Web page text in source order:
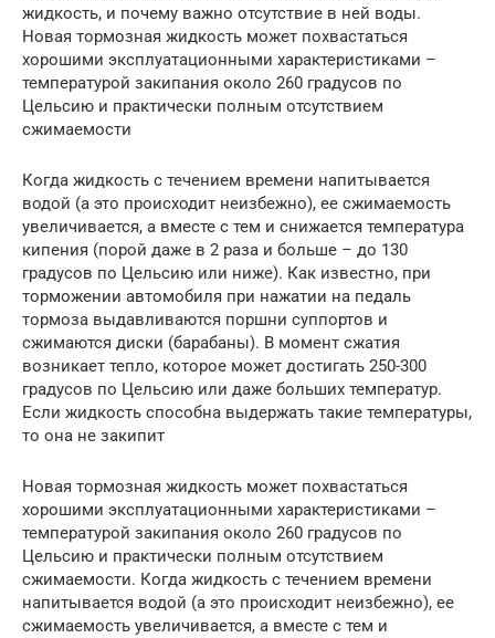
жидкость, и почему важно отсутствие в ней воды.
Новая тормозная жидкость может похвастаться
хорошими эксплуатационными характеристиками –
температурой закипания около 260 градусов по
Цельсию и практически полным отсутствием
сжимаемости
Когда жидкость с течением времени напитывается
водой (а это происходит неизбежно), ее сжимаемость
увеличивается, а вместе с тем и снижается температура
кипения (порой даже в 2 раза и больше – до 130
градусов по Цельсию или ниже). Как известно, при
торможении автомобиля при нажатии на педаль
тормоза выдавливаются поршни суппортов и
сжимаются диски (барабаны). В момент сжатия
возникает тепло, которое может достигать 250-300
градусов по Цельсию или даже больших температур.
Если жидкость способна выдержать такие температуры,
то она не закипит
Новая тормозная жидкость может похвастаться
хорошими эксплуатационными характеристиками –
температурой закипания около 260 градусов по
Цельсию и практически полным отсутствием
сжимаемости. Когда жидкость с течением времени
напитывается водой (а это происходит неизбежно), ее
сжимаемость увеличивается, а вместе с тем и